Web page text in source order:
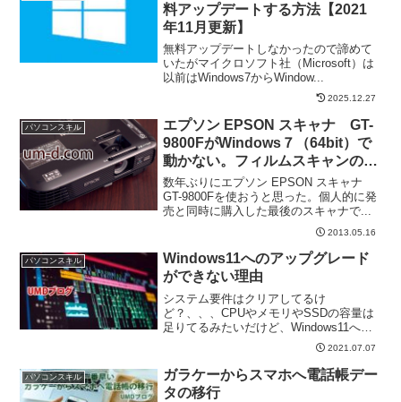
料アップデートする方法【2021
年11月更新】
無料アップデートしなかったので諦めて
いたがマイクロソフト社（Microsoft）は
以前はWindows7からWindow...
2025.12.27
パソコンスキル
エプソン EPSON スキャナ GT-
9800FがWindows７（64bit）で
動かない。フィルムスキャンのパ
ネルが出ない件。互換性と対策に
ついて
数年ぶりにエプソン EPSON スキャナ
GT-9800Fを使おうと思った。個人的に発
売と同時に購入した最後のスキャナで...
2013.05.16
パソコンスキル
Windows11へのアップグレード
ができない理由
システム要件はクリアしてるけ
ど？、、、CPUやメモリやSSDの容量は
足りてるみたいだけど、Windows11への
2021.07.07
パソコンスキル
ガラケーからスマホへ電話帳デー
タの移行